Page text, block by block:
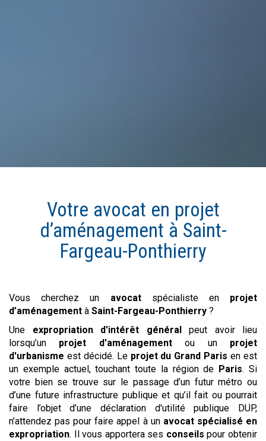
Votre avocat en projet
d’aménagement à Saint-
Fargeau-Ponthierry
Vous cherchez un avocat spécialiste en projet
d’aménagement à Saint-Fargeau-Ponthierry ?
Une expropriation d'intérêt général
peut avoir lieu
lorsqu’un projet d'aménagementou un projet
d'urbanisme est décidé. Le projet du Grand Paris en est
un exemple actuel, touchant toute la région de Paris. Si
votre bien se trouve sur le passage d’un futur métro ou
d’une future infrastructure publique et qu’il fait ou pourrait
faire l’objet d’une déclaration d'utilité publique DUP,
n’attendez pas pour faire appel à un avocat spécialisé en
expropriation. Il vous apportera ses conseils pour obtenir